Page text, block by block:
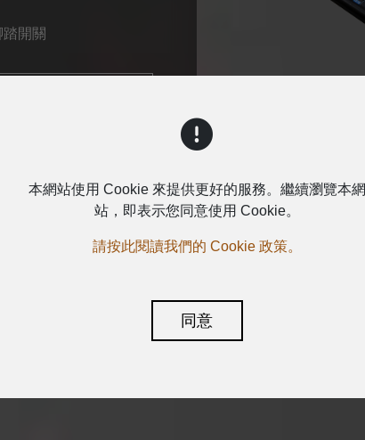
開關
本網站使用 Cookie 來提供更好的服務。繼續瀏覽本網
站，即表示您同意使用 Cookie。
請按此閱讀我們的 Cookie 政策。
同意